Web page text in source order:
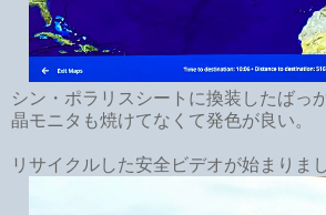
シン・ポラリスシートに換装したばっ
晶モニタも焼けてなくて発色が良い。
リサイクルした安全ビデオが始まりまし